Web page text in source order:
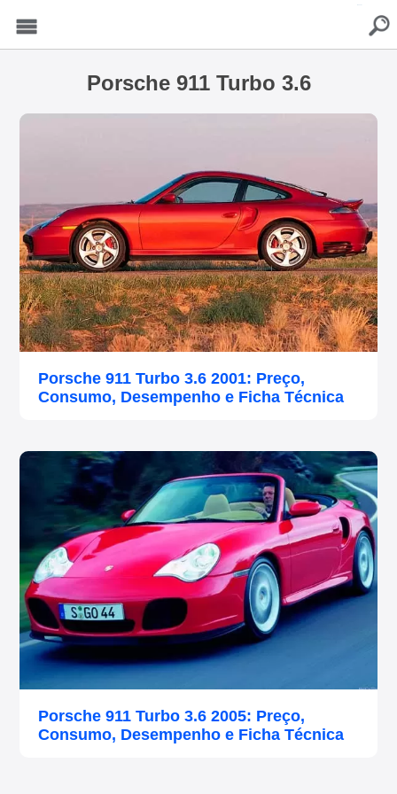
Porsche 911 Turbo 3.6
Porsche 911 Turbo 3.6 2001: Preço,
Consumo, Desempenho e Ficha Técnica
Porsche 911 Turbo 3.6 2005: Preço,
Consumo, Desempenho e Ficha Técnica